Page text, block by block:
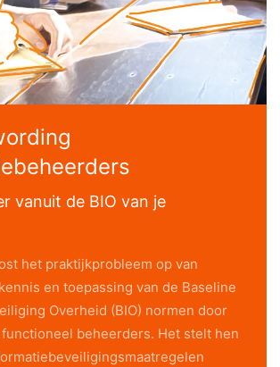
vanuit de BIO van je
het praktijkprobleem op van
en toepassing van de Baseline
Overheid (BIO) normen door
beheerders. Het stelt hen